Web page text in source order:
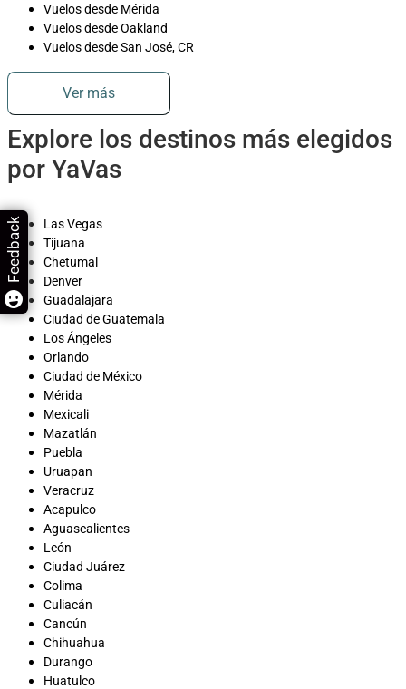
Vuelos desde Mérida
Vuelos desde Oakland
Vuelos desde San José, CR
Ver más
Explore los destinos más elegidos
por YaVas
Las Vegas
Tijuana
Chetumal
Denver
Guadalajara
Ciudad de Guatemala
Los Ángeles
Orlando
Ciudad de México
Mérida
Mexicali
Mazatlán
Puebla
Uruapan
Veracruz
Acapulco
Aguascalientes
León
Ciudad Juárez
Colima
Culiacán
Cancún
Chihuahua
Durango
Huatulco
Feedback